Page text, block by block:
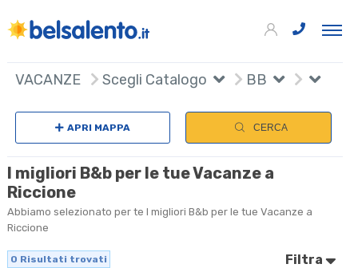
VACANZE Scegli Catalogo BB
APRI MAPPA CERCA
I migliori B&b per le tue Vacanze a
Riccione
Abbiamo selezionato per te I migliori B&b per le tue Vacanze a
Riccione
0 Risultati trovati Filtra